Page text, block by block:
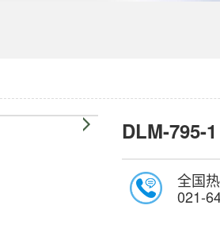
DLM-795-1
全国
021-